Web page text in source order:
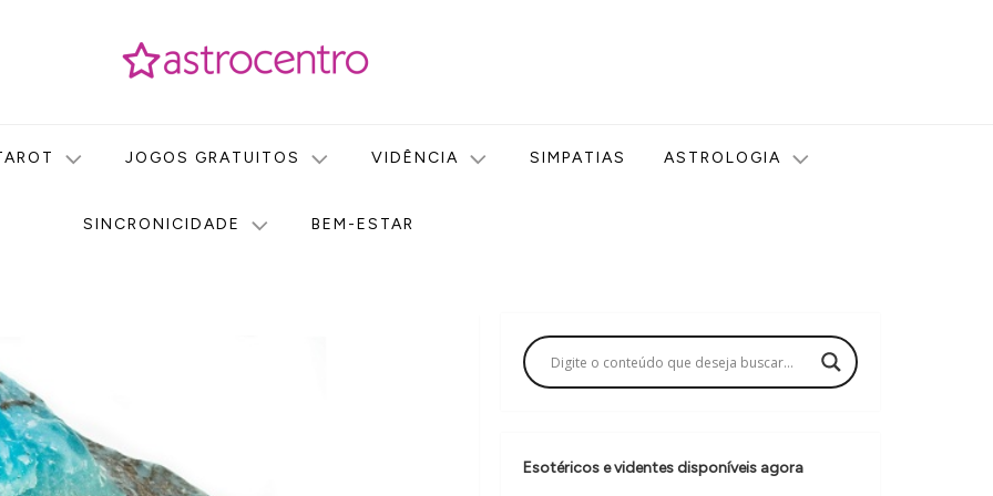
JOGOS GRATUITOS VIDÊNCIA SIMPATIAS ASTROLOGIA
SINCRONICIDADE BEM-ESTAR
Esotéricos e videntes disponíveis agora